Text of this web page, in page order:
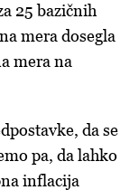
25 bazičnih
mera dosegla
mera na
da se
pa, da lahko
inflacija